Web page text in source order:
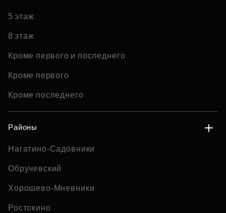
5 этаж
8 этаж
Кроме первого и последнего
Кроме первого
Кроме последнего
Районы
Нагатино-Садовники
Обручевский
Хорошево-Мневники
Ростокино